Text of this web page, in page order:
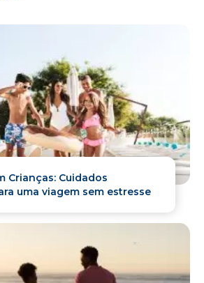
Crianças: Cuidados
uma viagem sem estresse